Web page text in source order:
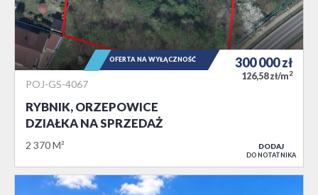
POJ-GS-4067
RYBNIK, ORZEPOWICE
DZIAŁKA NA SPRZEDAŻ
2 370 M²
300 000zł
126,58 zł/m2
OFERTA NA WYŁĄCZNOŚĆ
DODAJ
DO NOTATNIKA